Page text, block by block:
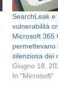
SearchLeak e
vulnerabilità
Microsoft 365
permettevano
silenziosa dei
Giugno 18,
In "Microsoft"